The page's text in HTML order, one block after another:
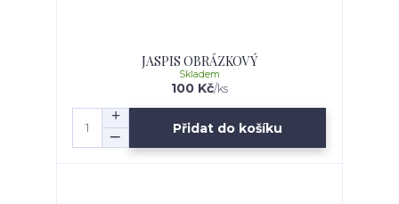
JASPIS OBRÁZKOVÝ
100 Kč/ks
Skladem
Přidat do košíku